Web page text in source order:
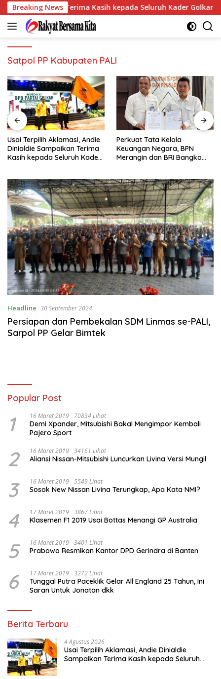
Langsung
ke
konten
Breaking News
Sampaikan Terima Kasih kepada Seluruh Kader Golkar
Satpol PP Kabupaten PALI
Terpilih Aklamasi, Andie
Sampaikan Terima
kepada Seluruh Kader
Perkuat Tata Kelola
Keuangan Negara, BPN
Merangin dan BRI Bangko
Headline 30 September 2024
Persiapan dan Pembekalan SDM Linmas se-PALI,
Sarpol PP Gelar Bimtek
Popular Post
1 16 Maret 2019 70834 Lihat
Demi Xpander, Mitsubishi Bakal Mengimpor Kembali
Pajero Sport
2 16 Maret 2019 34161 Lihat
Aliansi Nissan-Mitsubishi Luncurkan Livina Versi Mungil
3 16 Maret 2019 5549 Lihat
Sosok New Nissan Livina Terungkap, Apa Kata NMI?
4 17 Maret 2019 3867 Lihat
Klasemen F1 2019 Usai Bottas Menangi GP Australia
5 16 Maret 2019 3401 Lihat
Prabowo Resmikan Kantor DPD Gerindra di Banten
6 17 Maret 2019 3272 Lihat
Tunggal Putra Paceklik Gelar All England 25 Tahun, Ini
Saran Untuk Jonatan dkk
Berita Terbaru
4 Agustus 2026
Usai Terpilih Aklamasi, Andie Dinialdie
Sampaikan Terima Kasih kepada Seluruh